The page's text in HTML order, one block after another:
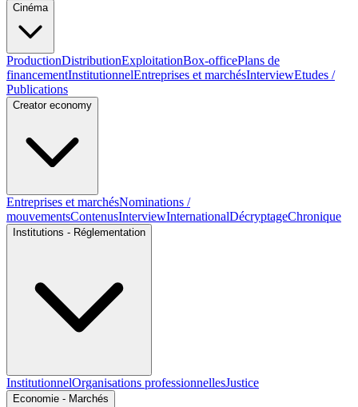
Cinéma
ProductionDistributionExploitationBox-officePlans de
financementInstitutionnelEntreprises et marchésInterviewEtudes /
Publications
Creator economy
Entreprises et marchésNominations /
mouvementsContenusInterviewInternationalDécryptageChronique
Institutions - Réglementation
InstitutionnelOrganisations professionnellesJustice
Economie - Marchés